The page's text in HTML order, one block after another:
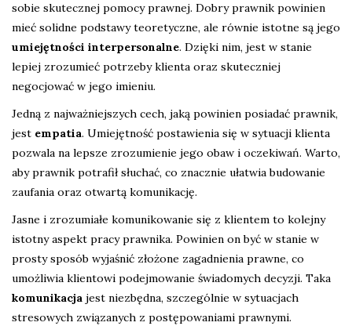
sobie skutecznej pomocy prawnej. Dobry prawnik powinien
mieć solidne podstawy teoretyczne, ale równie istotne są jego
umiejętności interpersonalne. Dzięki nim, jest w stanie
lepiej zrozumieć potrzeby klienta oraz skuteczniej
negocjować w jego imieniu.
Jedną z najważniejszych cech, jaką powinien posiadać prawnik,
jest empatia. Umiejętność postawienia się w sytuacji klienta
pozwala na lepsze zrozumienie jego obaw i oczekiwań. Warto,
aby prawnik potrafił słuchać, co znacznie ułatwia budowanie
zaufania oraz otwartą komunikację.
Jasne i zrozumiałe komunikowanie się z klientem to kolejny
istotny aspekt pracy prawnika. Powinien on być w stanie w
prosty sposób wyjaśnić złożone zagadnienia prawne, co
umożliwia klientowi podejmowanie świadomych decyzji. Taka
komunikacja jest niezbędna, szczególnie w sytuacjach
stresowych związanych z postępowaniami prawnymi.